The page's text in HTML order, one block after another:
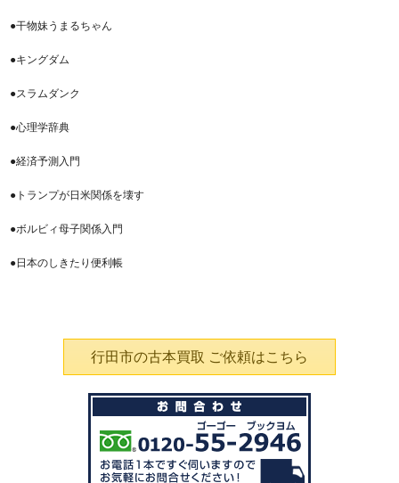
●干物妹うまるちゃん
●キングダム
●スラムダンク
●心理学辞典
●経済予測入門
●トランプが日米関係を壊す
●ボルビィ母子関係入門
●日本のしきたり便利帳
行田市の古本買取 ご依頼はこちら